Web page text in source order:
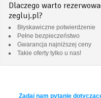
Dlaczego warto
zegluj.pl?
Błyskawiczne potwierdzenie
Pełne bezpieczeństwo
Gwarancja najniższej ceny
Takie oferty tylko u nas!
Zadaj nam pytanie